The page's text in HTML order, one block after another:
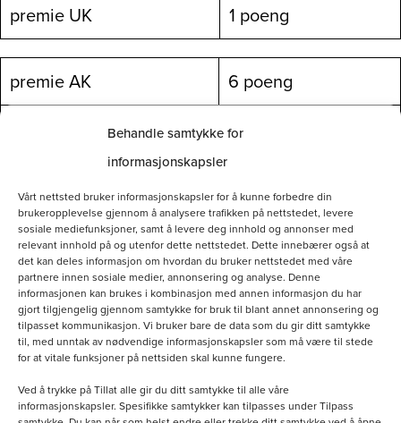
Behandle samtykke for
informasjonskapsler
Vårt nettsted bruker informasjonskapsler for å kunne forbedre din
brukeropplevelse gjennom å analysere trafikken på nettstedet, levere
sosiale mediefunksjoner, samt å levere deg innhold og annonser med
relevant innhold på og utenfor dette nettstedet. Dette innebærer også at
det kan deles informasjon om hvordan du bruker nettstedet med våre
partnere innen sosiale medier, annonsering og analyse. Denne
informasjonen kan brukes i kombinasjon med annen informasjon du har
gjort tilgjengelig gjennom samtykke for bruk til blant annet annonsering og
tilpasset kommunikasjon. Vi bruker bare de data som du gir ditt samtykke
til, med unntak av nødvendige informasjonskapsler som må være til stede
for at vitale funksjoner på nettsiden skal kunne fungere.
Ved å trykke på Tillat alle gir du ditt samtykke til alle våre
informasjonskapsler. Spesifikke samtykker kan tilpasses under Tilpass
premie UK
1 poeng
premie AK
6 poeng
3 poeng
Resultater meldes inn tilavlsraadet@nesk.nomed
kopi til:agzrang@online.no
Siste frist for innmelding av resultater er 31. august.